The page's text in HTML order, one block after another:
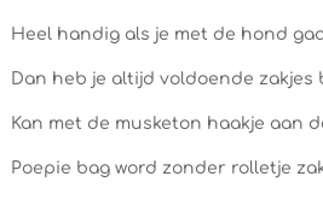
Heel handig als je met de hond
Dan heb je altijd voldoende
Kan met de musketon haakje aan
Poepie bag word zonder rolletje